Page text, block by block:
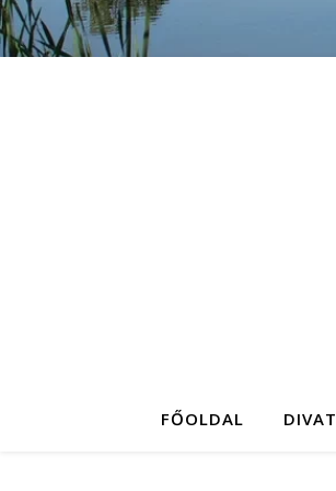
FŐOLDAL DIVAT